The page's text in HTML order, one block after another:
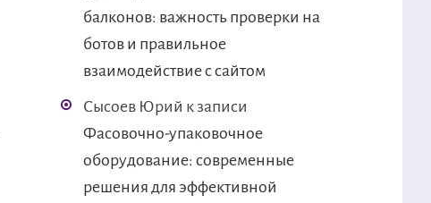
балконов: важность проверки на
ботов и правильное
взаимодействие с сайтом
Сысоев Юрий к записи
Фасовочно-упаковочное
оборудование: современные
решения для эффективной